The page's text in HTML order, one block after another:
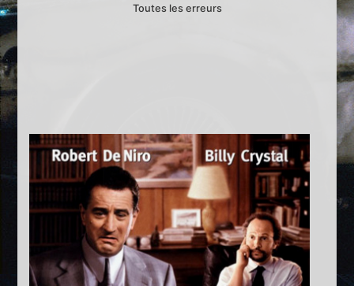
Toutes les erreurs